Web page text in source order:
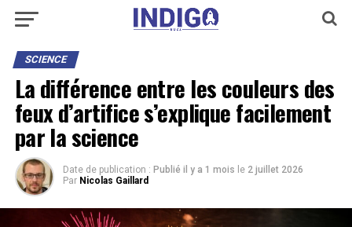
SCIENCE
La différence entre les couleurs des
feux d’artifice s’explique facilement
par la science
Date de publication : Publié il y a 1 mois le 2 juillet 2026
Par Nicolas Gaillard